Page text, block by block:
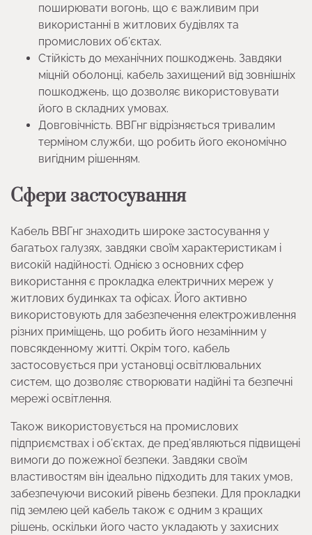
поширювати вогонь, що є важливим при
використанні в житлових будівлях та
промислових об’єктах.
Стійкість до механічних пошкоджень. Завдяки
міцній оболонці, кабель захищений від зовнішніх
пошкоджень, що дозволяє використовувати
його в складних умовах.
Довговічність. ВВГнг відрізняється тривалим
терміном служби, що робить його економічно
вигідним рішенням.
Сфери застосування
Кабель ВВГнг знаходить широке застосування у
багатьох галузях, завдяки своїм характеристикам і
високій надійності. Однією з основних сфер
використання є прокладка електричних мереж у
житлових будинках та офісах. Його активно
використовують для забезпечення електроживлення
різних приміщень, що робить його незамінним у
повсякденному житті. Окрім того, кабель
застосовується при установці освітлювальних
систем, що дозволяє створювати надійні та безпечні
мережі освітлення.
Також використовується на промислових
підприємствах і об’єктах, де пред’являються підвищені
вимоги до пожежної безпеки. Завдяки своїм
властивостям він ідеально підходить для таких умов,
забезпечуючи високий рівень безпеки. Для прокладки
під землею цей кабель також є одним з кращих
рішень, оскільки його часто укладають у захисних